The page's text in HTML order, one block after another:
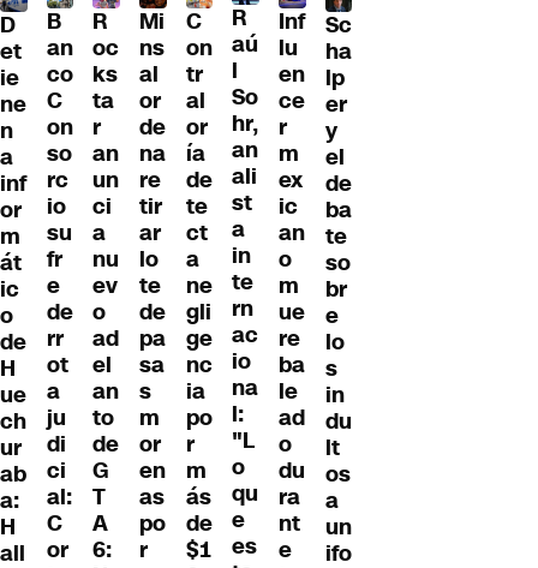
D
et
ie
ne
n
a
inf
or
m
át
ic
o
de
H
ue
ch
ur
ab
a:
H
all
B
an
co
C
on
so
rc
io
su
fr
e
de
rr
ot
a
ju
di
ci
al:
C
or
R
oc
ks
ta
r
an
un
ci
a
nu
ev
o
ad
el
an
to
de
G
T
A
6:
Mi
ns
al
or
de
na
re
tir
ar
lo
te
de
pa
sa
s
m
or
en
as
po
r
C
on
tr
al
or
ía
de
te
ct
a
ne
gli
ge
nc
ia
po
r
m
ás
de
$1
R
aú
l
So
hr,
an
ali
st
a
in
te
rn
ac
io
na
l:
"L
o
qu
e
es
Inf
lu
en
ce
r
m
ex
ic
an
o
m
ue
re
ba
le
ad
o
du
ra
nt
e
Sc
ha
lp
er
y
el
de
ba
te
so
br
e
lo
s
in
du
lt
os
a
un
ifo